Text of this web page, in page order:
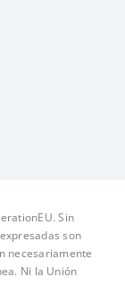
Sin
son
necesariamente
Ni la Unión